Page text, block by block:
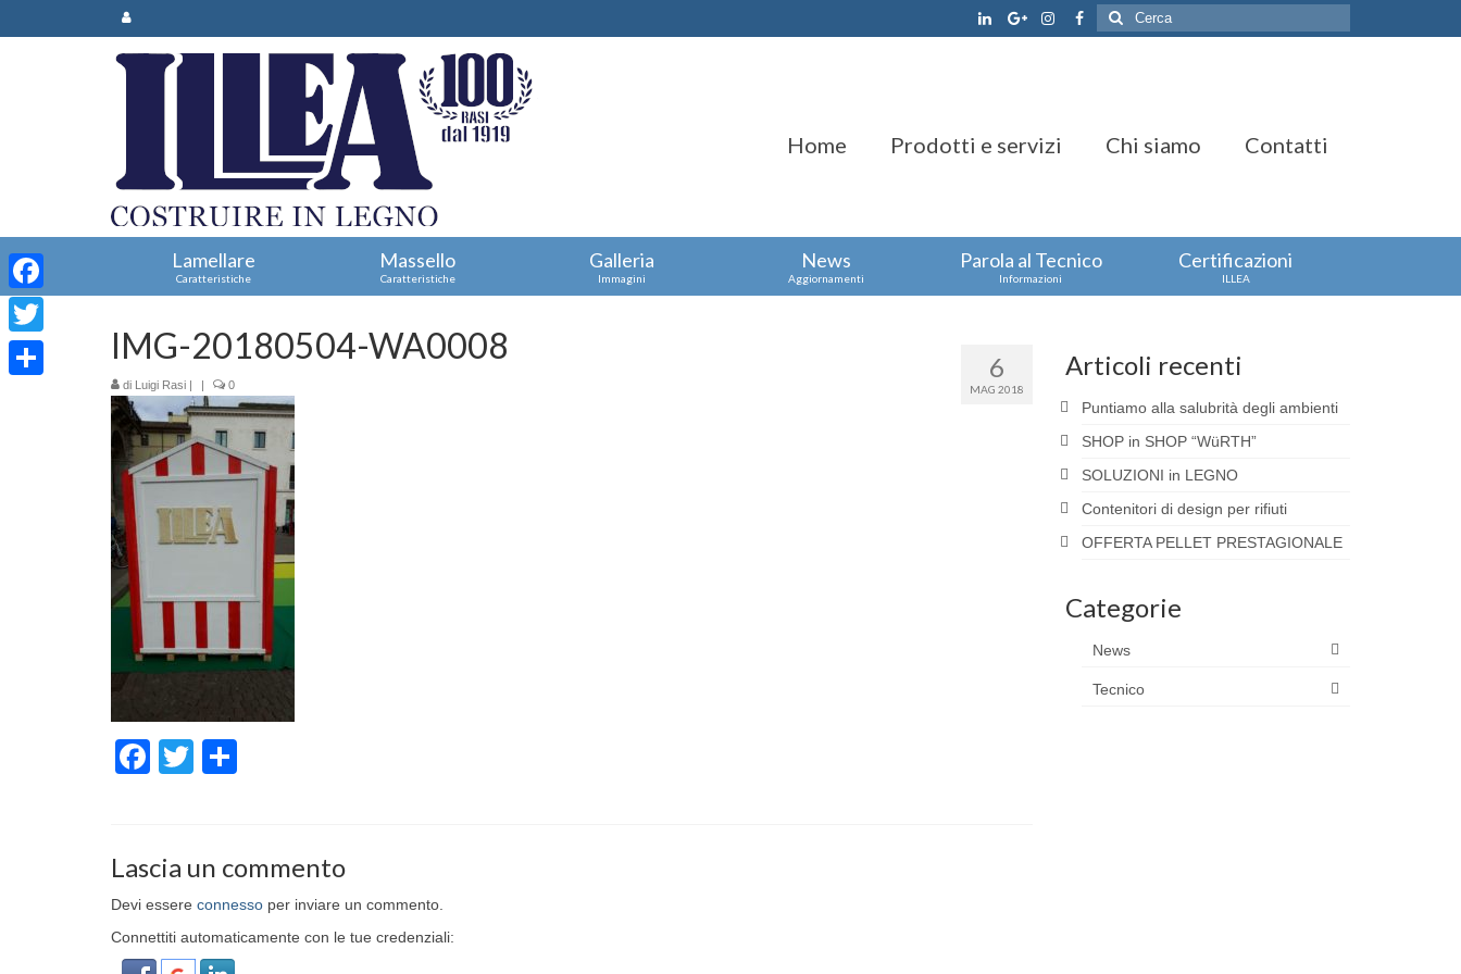
Cerca:
Home Prodotti e servizi Chi siamo Contatti
Lamellare
Caratteristiche
Massello
Caratteristiche
Galleria
Immagini
News
Aggiornamenti
Parola al Tecnico
Informazioni
Certificazioni
ILLEA
6
MAG 2018
IMG-20180504-WA0008
di Luigi Rasi | | 0
Facebook
Twitter
Lascia un commento
Devi essere connesso per inviare un commento.
Connettiti automaticamente con le tue credenziali:
Articoli recenti
Puntiamo alla salubrità degli ambienti
SHOP in SHOP “WüRTH”
SOLUZIONI in LEGNO
Contenitori di design per rifiuti
OFFERTA PELLET PRESTAGIONALE
Categorie
News
Tecnico
Facebook
Twitter